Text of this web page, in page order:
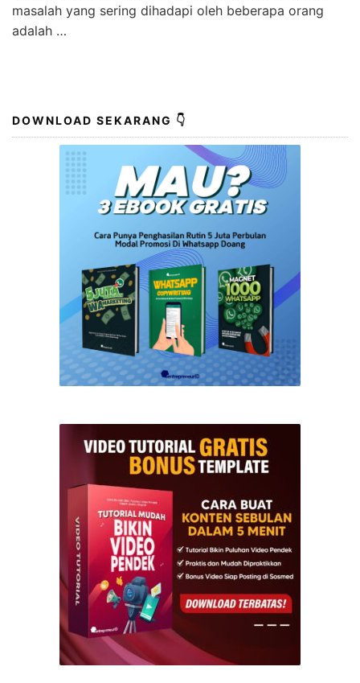
masalah yang sering dihadapi oleh beberapa orang
adalah …
DOWNLOAD SEKARANG 👇